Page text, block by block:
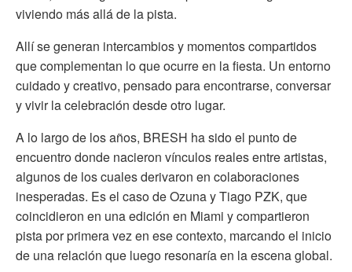
viviendo más allá de la pista.
Allí se generan intercambios y momentos compartidos
que complementan lo que ocurre en la fiesta. Un entorno
cuidado y creativo, pensado para encontrarse, conversar
y vivir la celebración desde otro lugar.
A lo largo de los años, BRESH ha sido el punto de
encuentro donde nacieron vínculos reales entre artistas,
algunos de los cuales derivaron en colaboraciones
inesperadas. Es el caso de Ozuna y Tiago PZK, que
coincidieron en una edición en Miami y compartieron
pista por primera vez en ese contexto, marcando el inicio
de una relación que luego resonaría en la escena global.